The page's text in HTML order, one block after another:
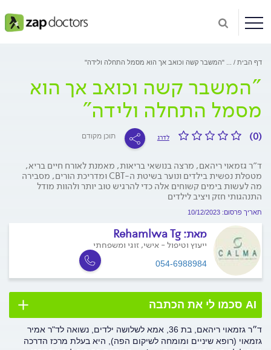
דף הבית "המשבר קשה וכואב אך הוא מסמל התחלה ולידה"
"המשבר קשה וכואב אך הוא
מסמל התחלה ולידה"
(0) לדרג תוכן מקודם
ד״ר גזמאוי ריהאם, מרצה בנושאי בריאות, מאמנת לאורח חיים בריא,
מטפלת נפשית בילדים ונוער בשיטת ה-CBT ומדריכת הורים, מסבירה
מה לעשות בימים קשוחים אלה כדי להרגיש טוב יותר ולהוות מודל
התנהגותי חזק ויציב לילדים
תאריך פרסום: 10/12/2023
מאת: Rehamlwa Tg
ייעוץ וטיפול - אישי, זוגי ומשפחתי
054-6988984
AI סכמו לי את הכתבה
ד״ר גזמאוי ריהאם, בת 36, אמא לשלושה ילדים, נשואה לד"ר אמיר
גזמאוי (רופא שיניים ומומחה לשיקום הפה), היא בעלת מרכז הדרכה